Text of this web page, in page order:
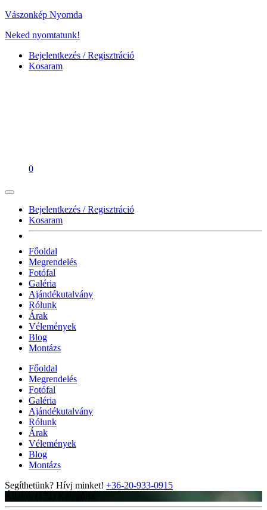
Vászonkép Nyomda
Neked nyomtatunk!
Bejelentkezés / Regisztráció
Kosaram
0
Bejelentkezés / Regisztráció
Kosaram
Főoldal
Megrendelés
Fotófal
Galéria
Ajándékutalvány
Rólunk
Árak
Vélemények
Blog
Montázs
Főoldal
Megrendelés
Fotófal
Galéria
Ajándékutalvány
Rólunk
Árak
Vélemények
Blog
Montázs
Segíthetünk? Hívj minket! +36-20-933-0915